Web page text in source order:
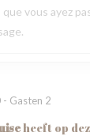
que vous ayez
Gasten 2
heeft op